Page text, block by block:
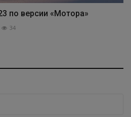
по версии «Мотора»
34